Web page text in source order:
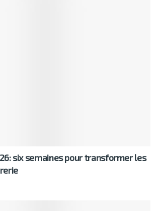
six semaines pour transformer les